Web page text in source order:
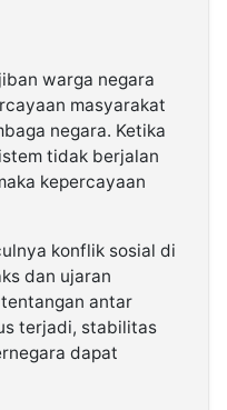
warga negara
masyarakat
negara. Ketika
tidak berjalan
kepercayaan
konflik sosial di
dan ujaran
antar
terjadi, stabilitas
dapat